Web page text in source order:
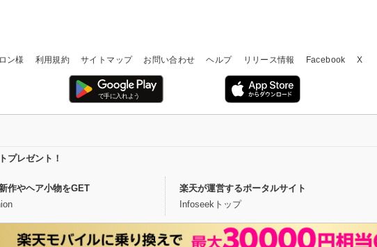
ン様 利用規約 サイトマップ お問い合わせ ヘルプ リリース情報 Facebook X
プレゼント！
作やヘア小物をGET
楽天が運営するポータルサイト
Infoseekトップ